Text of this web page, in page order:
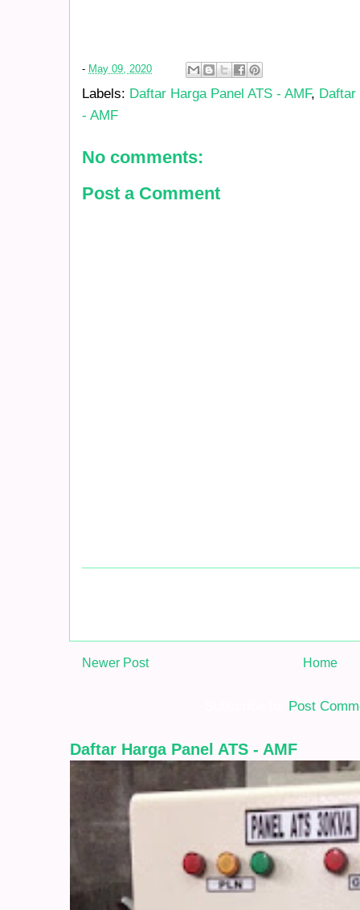
- May 09, 2020
Labels: Daftar Harga Panel ATS - AMF, Daftar
- AMF
No comments:
Post a Comment
Newer Post Home
Post
Daftar Harga Panel ATS - AMF